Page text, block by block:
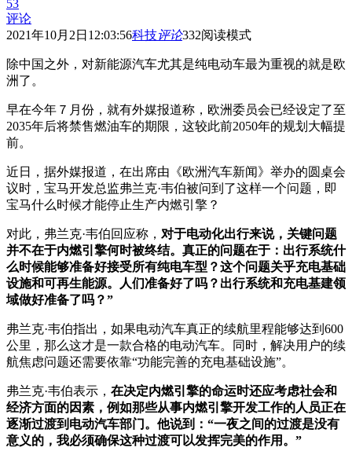
53
评论
2021年10月2日12:03:56科技评论332阅读模式
除中国之外，对新能源汽车尤其是纯电动车最为重视的就是欧
洲了。
早在今年７月份，就有外媒报道称，欧洲委员会已经设定了至
2035年后将禁售燃油车的期限，这较此前2050年的规划大幅提
前。
近日，据外媒报道，在出席由《欧洲汽车新闻》举办的圆桌会
议时，宝马开发总监弗兰克·韦伯被问到了这样一个问题，即
宝马什么时候才能停止生产内燃引擎？
对此，弗兰克·韦伯回应称， 对于电动化出行来说，关键问题
并不在于内燃引擎何时被终结。真正的问题在于：出行系统什
么时候能够准备好接受所有纯电车型？这个问题关乎充电基础
设施和可再生能源。人们准备好了吗？出行系统和充电基建领
域做好准备了吗？”
弗兰克·韦伯指出，如果电动汽车真正的续航里程能够达到600
公里，那么这才是一款合格的电动汽车。同时，解决用户的续
航焦虑问题还需要依靠“功能完善的充电基础设施”。
弗兰克·韦伯表示， 在决定内燃引擎的命运时还应考虑社会和
经济方面的因素，例如那些从事内燃引擎开发工作的人员正在
逐渐过渡到电动汽车部门。他说到：“一夜之间的过渡是没有
意义的，我必须确保这种过渡可以发挥完美的作用。”